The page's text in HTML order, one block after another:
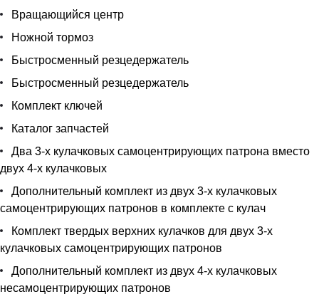
Вращающийся центр
Ножной тормоз
Быстросменный резцедержатель
Быстросменный резцедержатель
Комплект ключей
Каталог запчастей
Два 3-х кулачковых самоцентрирующих патрона вместо
двух 4-х кулачковых
Дополнительный комплект из двух 3-х кулачковых
самоцентрирующих патронов в комплекте с кулач
Комплект твердых верхних кулачков для двух 3-х
кулачковых самоцентрирующих патронов
Дополнительный комплект из двух 4-х кулачковых
несамоцентрирующих патронов